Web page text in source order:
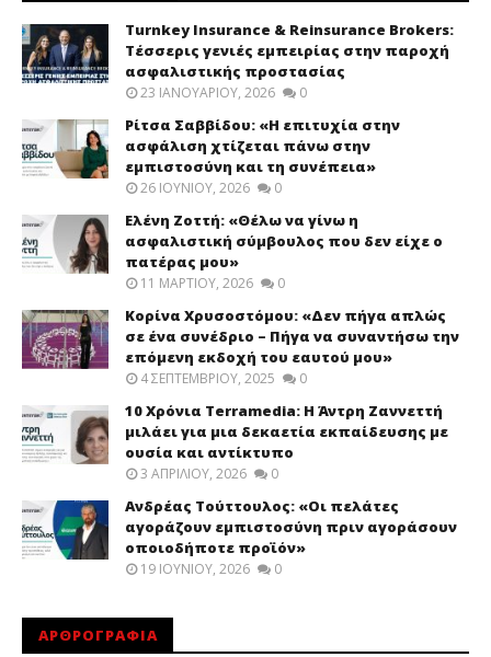
Turnkey Insurance & Reinsurance Brokers:
Τέσσερις γενιές εμπειρίας στην παροχή
ασφαλιστικής προστασίας
23 ΙΑΝΟΥΑΡΊΟΥ, 2026 0
Ρίτσα Σαββίδου: «Η επιτυχία στην
ασφάλιση χτίζεται πάνω στην
εμπιστοσύνη και τη συνέπεια»
26 ΙΟΥΝΊΟΥ, 2026 0
Ελένη Ζοττή: «Θέλω να γίνω η
ασφαλιστική σύμβουλος που δεν είχε ο
πατέρας μου»
11 ΜΑΡΤΊΟΥ, 2026 0
Κορίνα Χρυσοστόμου: «Δεν πήγα απλώς
σε ένα συνέδριο – Πήγα να συναντήσω την
επόμενη εκδοχή του εαυτού μου»
4 ΣΕΠΤΕΜΒΡΊΟΥ, 2025 0
10 Χρόνια Terramedia: Η Άντρη Ζαννεττή
μιλάει για μια δεκαετία εκπαίδευσης με
ουσία και αντίκτυπο
3 ΑΠΡΙΛΊΟΥ, 2026 0
Ανδρέας Τούττουλος: «Οι πελάτες
αγοράζουν εμπιστοσύνη πριν αγοράσουν
οποιοδήποτε προϊόν»
19 ΙΟΥΝΊΟΥ, 2026 0
ΑΡΘΡΟΓΡΑΦΙΑ